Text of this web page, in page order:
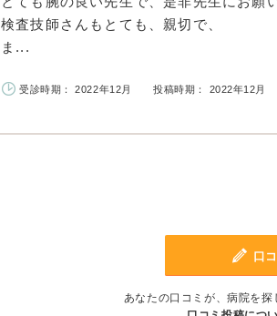
検査技師さんもとても、親切で、
ま...
受診時期： 2022年12月 投稿時期： 2022年12月
口
あなたの口コミが、病院を探